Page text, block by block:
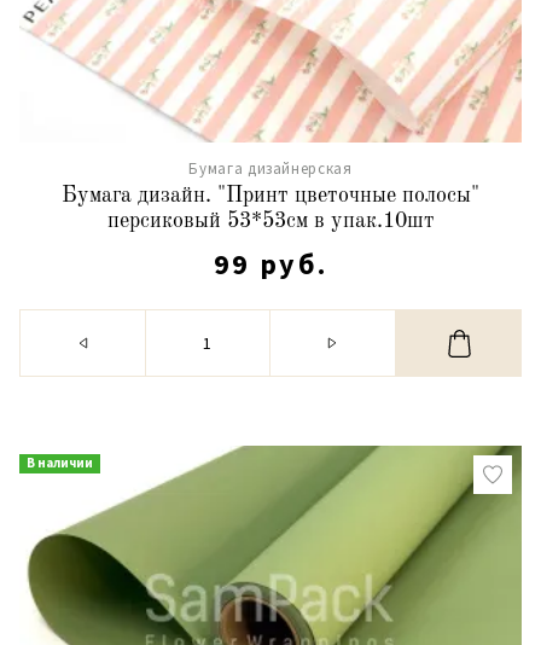
Бумага дизайнерская
Бумага дизайн. "Принт цветочные полосы"
персиковый 53*53см в упак.10шт
99 руб.
В наличии